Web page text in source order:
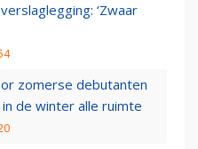
‘Zwaar
zomerse debutanten
in de winter alle ruimte